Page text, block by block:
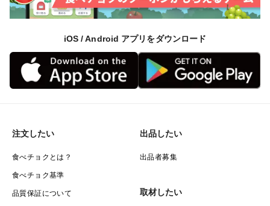
iOS / Android アプリをダウンロード
注文したい
食べチョクとは？
食べチョク基準
品質保証について
出品したい
出品者募集
取材したい